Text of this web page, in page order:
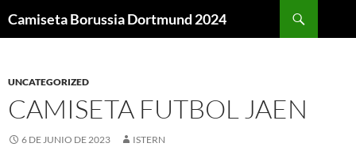
Camiseta Borussia Dortmund 2024
UNCATEGORIZED
CAMISETA FUTBOL JAEN
6 DE JUNIO DE 2023 ISTERN